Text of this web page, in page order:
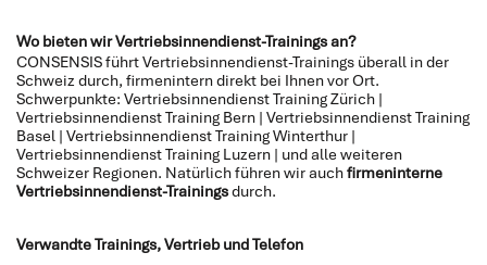
Wo bieten wir Vertriebsinnendienst-Trainings an?
CONSENSIS führt Vertriebsinnendienst-Trainings überall in der
Schweiz durch, firmenintern direkt bei Ihnen vor Ort.
Schwerpunkte: Vertriebsinnendienst Training Zürich |
Vertriebsinnendienst Training Bern | Vertriebsinnendienst Training
Basel | Vertriebsinnendienst Training Winterthur |
Vertriebsinnendienst Training Luzern | und alle weiteren
Schweizer Regionen. Natürlich führen wir auchfirmeninterne
Vertriebsinnendienst-Trainingsdurch.
Verwandte Trainings, Vertrieb und Telefon